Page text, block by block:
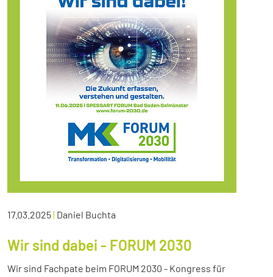
17.03.2025| Daniel Buchta
Wir sind dabei - FORUM 2030
Wir sind Fachpate beim FORUM 2030 - Kongress für